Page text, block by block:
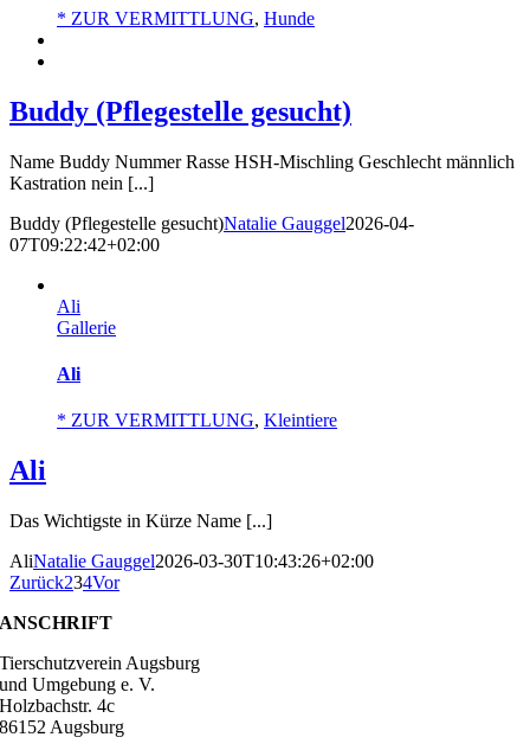
* ZUR VERMITTLUNG, Hunde
Buddy (Pflegestelle gesucht)
Name Buddy Nummer Rasse HSH-Mischling Geschlecht männlich
Kastration nein [...]
Buddy (Pflegestelle gesucht)Natalie Gauggel2026-04-
07T09:22:42+02:00
Ali
Gallerie
Ali
* ZUR VERMITTLUNG, Kleintiere
Ali
Das Wichtigste in Kürze Name [...]
AliNatalie Gauggel2026-03-30T10:43:26+02:00
Zurück234Vor
ANSCHRIFT
Tierschutzverein Augsburg
und Umgebung e. V.
Holzbachstr. 4c
86152 Augsburg